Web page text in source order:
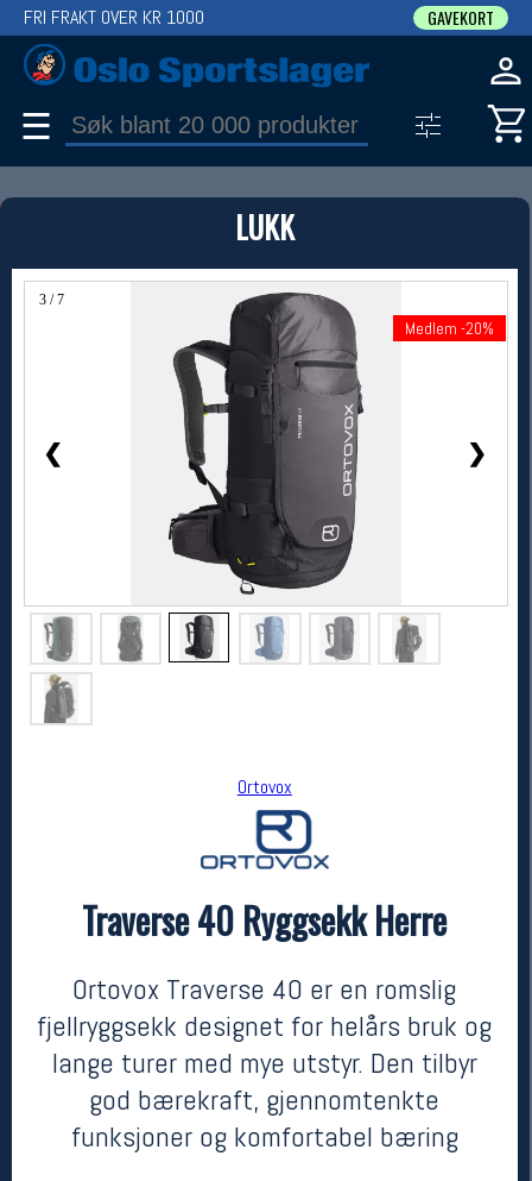
LUKK
3 / 7
❮ ❯
Medlem -20%
Ortovox
Traverse 40 Ryggsekk Herre
Ortovox Traverse 40 er en romslig
fjellryggsekk designet for helårs bruk og
lange turer med mye utstyr. Den tilbyr
god bærekraft, gjennomtenkte
funksjoner og komfortabel bæring
FRI FRAKT OVER KR 1000 GAVEKORT
☰
PRODUKT
Produkter (1)
Bruk filter til å spisse søket
Ortovox
2899,- MEDLEM:2319,-